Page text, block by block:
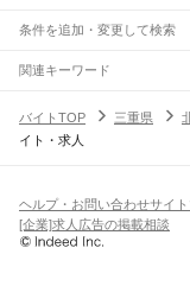
条件を追加・変更して検索
市区町村を追加・変更
三重県すべて
津市
駅を追加・変更
JR関西本線(亀山～加茂)
亀山駅 関駅
職種を追加・変更
飲食・フードサービスす
ホールスタッフキッチン
パン屋（ベーカリー）
人気
日払いOK高校生歓迎
雇用形態を追加・変更
関連キーワード
バイトTOP
三重県
イト・求人
ヘルプ・お問い合わせサイ
[企業]求人広告の掲載相談